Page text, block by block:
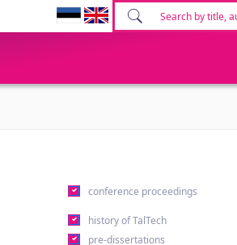
conference proceedings
history of TalTech
pre-dissertations